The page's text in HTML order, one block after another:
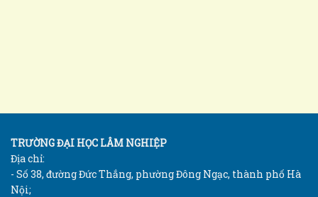
TRƯỜNG ĐẠI HỌC LÂM NGHIỆP
Địa chỉ:
- Số 38, đường Đức Thắng, phường Đông Ngạc, thành phố Hà
Nội;